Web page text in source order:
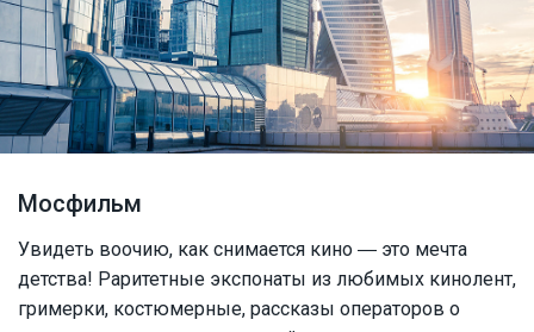
Мосфильм
Увидеть воочию, как снимается кино ― это мечта
детства! Раритетные экспонаты из любимых кинолент,
гримерки, костюмерные, рассказы операторов о